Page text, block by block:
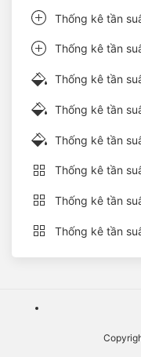
Thống kê tần
Thống kê tần
Thống kê tần
Thống kê tần
Thống kê tần
Thống kê tần
Thống kê tần
Thống kê tần